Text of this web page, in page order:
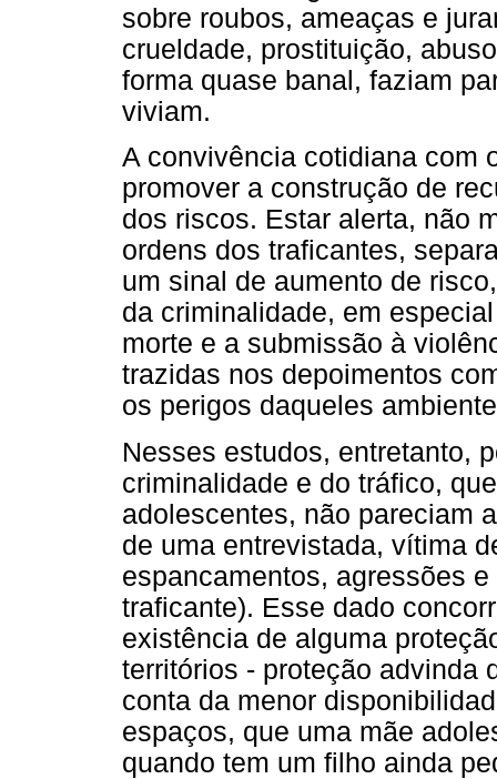
sobre roubos, ameaças e
crueldade, prostituição,
forma quase banal, faziam
viviam.
A convivência cotidiana com
promover a construção de
dos riscos. Estar alerta, não
ordens dos traficantes,
um sinal de aumento de
da criminalidade, em
morte e a submissão à
trazidas nos depoimentos
os perigos daqueles
Nesses estudos, entretanto,
criminalidade e do tráfico,
adolescentes, não pareciam
de uma entrevistada, vítima
espancamentos, agressões
traficante). Esse dado
existência de alguma
territórios - proteção advinda
conta da menor
espaços, que uma mãe
quando tem um filho ainda